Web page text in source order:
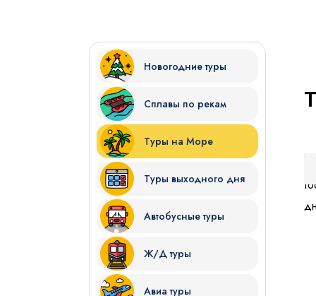
Новогодние туры
Сплавы по рекам
Туры на Море
Туры выходного дня
Автобусные туры
Ж/Д туры
Авиа туры
Куда бы Вы хотели отправиться?